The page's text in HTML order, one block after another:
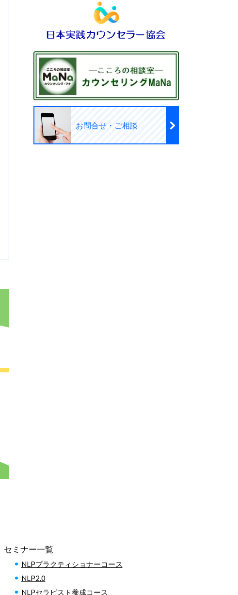
お問合せ・ご相談
セミナー一覧
NLPプラクティショナーコース
NLP2.0
NLPセラピスト養成コース